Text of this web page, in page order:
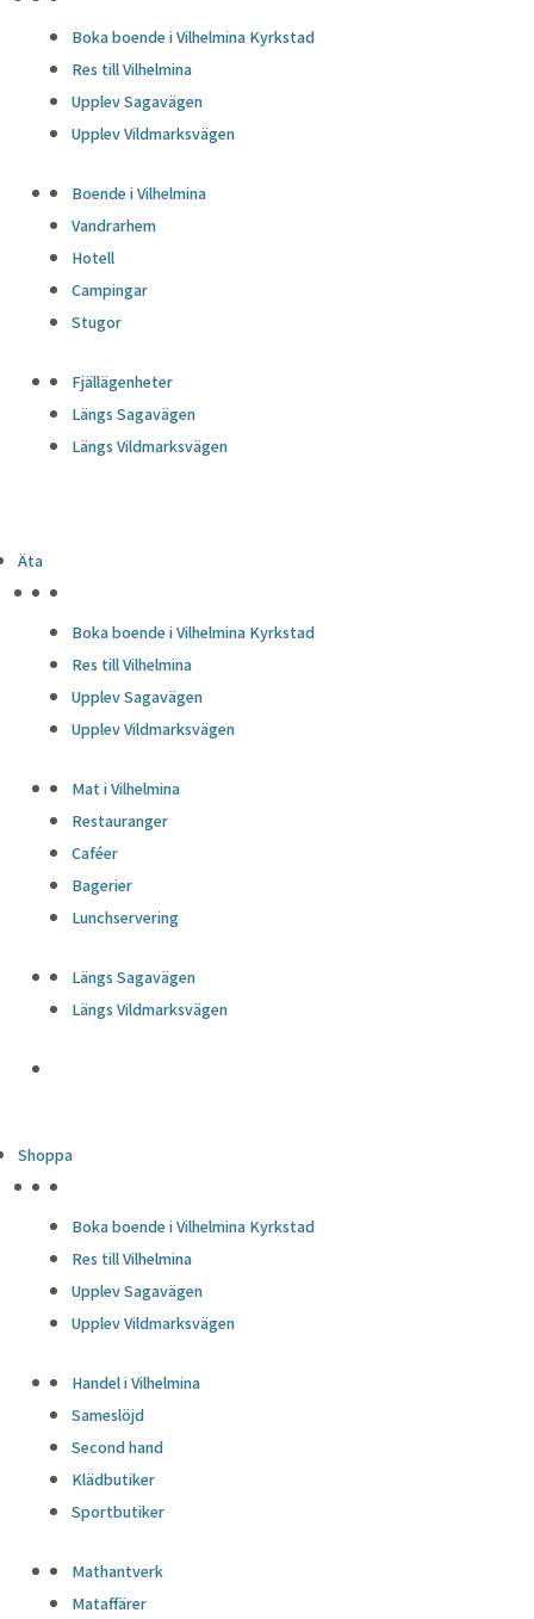
Boka boende i Vilhelmina Kyrkstad
Res till Vilhelmina
Upplev Sagavägen
Upplev Vildmarksvägen
Boende i Vilhelmina
Vandrarhem
Hotell
Campingar
Stugor
Fjällägenheter
Längs Sagavägen
Längs Vildmarksvägen
Äta
Boka boende i Vilhelmina Kyrkstad
Res till Vilhelmina
Upplev Sagavägen
Upplev Vildmarksvägen
Mat i Vilhelmina
Restauranger
Caféer
Bagerier
Lunchservering
Längs Sagavägen
Längs Vildmarksvägen
Shoppa
Boka boende i Vilhelmina Kyrkstad
Res till Vilhelmina
Upplev Sagavägen
Upplev Vildmarksvägen
Handel i Vilhelmina
Sameslöjd
Second hand
Klädbutiker
Sportbutiker
Mathantverk
Mataffärer